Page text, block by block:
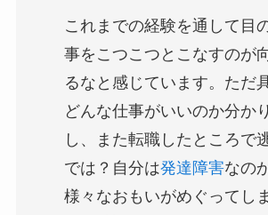
これまでの経験を通して目
事をこつこつとこなすのが
るなと感じています。ただ
どんな仕事がいいのか分か
し、また転職したところで
では？自分は発達障害なの
様々なおもいがめぐってし